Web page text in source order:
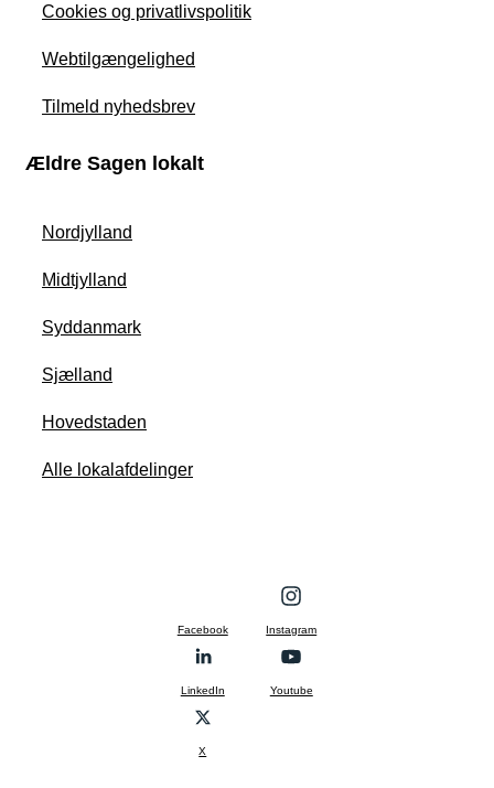
Cookies og privatlivspolitik
Webtilgængelighed
Tilmeld nyhedsbrev
Ældre Sagen lokalt
Nordjylland
Midtjylland
Syddanmark
Sjælland
Hovedstaden
Alle lokalafdelinger
Facebook Instagram
LinkedIn Youtube
X